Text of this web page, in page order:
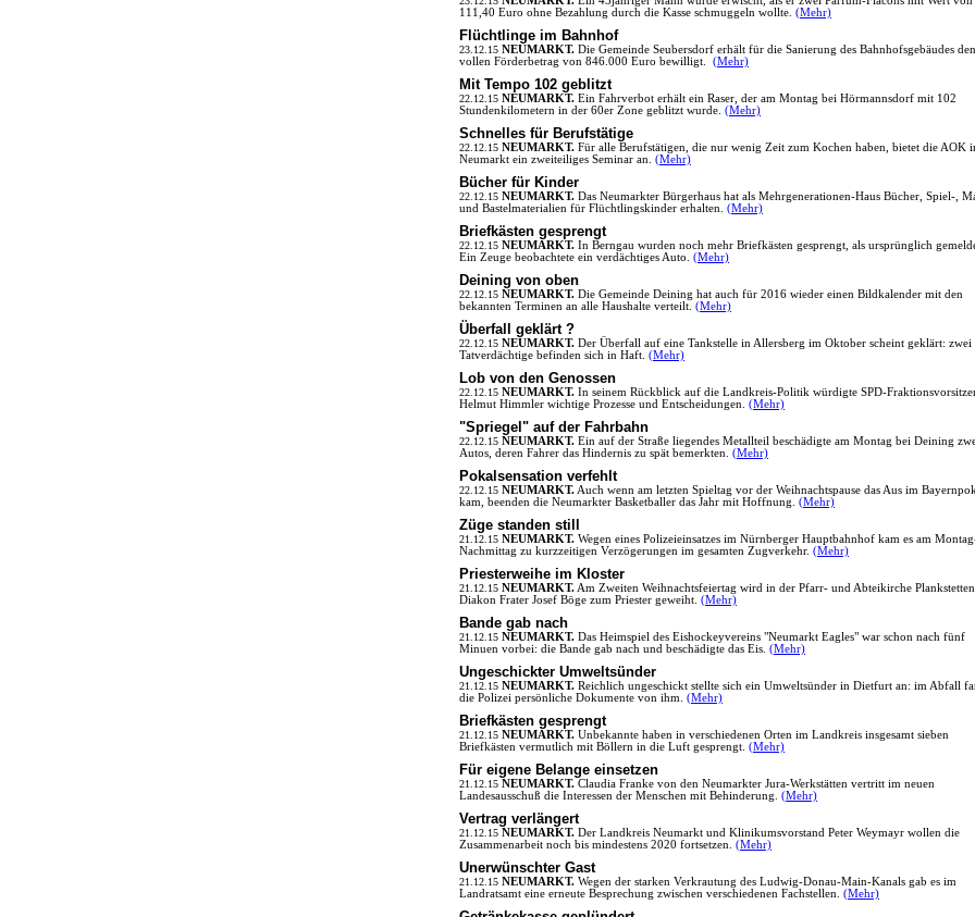
111,40 Euro ohne Bezahlung durch die Kasse schmuggeln wollte. (Mehr)
Flüchtlinge im Bahnhof
23.12.15 NEUMARKT. Die Gemeinde Seubersdorf erhält für die Sanierung des Bahnhofsgebäudes den
vollen Förderbetrag von 846.000 Euro bewilligt. (Mehr)
Mit Tempo 102 geblitzt
22.12.15 NEUMARKT. Ein Fahrverbot erhält ein Raser, der am Montag bei Hörmannsdorf mit 102
Stundenkilometern in der 60er Zone geblitzt wurde. (Mehr)
Schnelles für Berufstätige
22.12.15 NEUMARKT. Für alle Berufstätigen, die nur wenig Zeit zum Kochen haben, bietet die AOK
Neumarkt ein zweiteiliges Seminar an. (Mehr)
Bücher für Kinder
22.12.15 NEUMARKT. Das Neumarkter Bürgerhaus hat als Mehrgenerationen-Haus Bücher, Spiel-,
und Bastelmaterialien für Flüchtlingskinder erhalten. (Mehr)
Briefkästen gesprengt
22.12.15 NEUMARKT. In Berngau wurden noch mehr Briefkästen gesprengt, als ursprünglich
Ein Zeuge beobachtete ein verdächtiges Auto. (Mehr)
Deining von oben
22.12.15 NEUMARKT. Die Gemeinde Deining hat auch für 2016 wieder einen Bildkalender mit den
bekannten Terminen an alle Haushalte verteilt. (Mehr)
Überfall geklärt ?
22.12.15 NEUMARKT. Der Überfall auf eine Tankstelle in Allersberg im Oktober scheint geklärt: zwei
Tatverdächtige befinden sich in Haft. (Mehr)
Lob von den Genossen
22.12.15 NEUMARKT. In seinem Rückblick auf die Landkreis-Politik würdigte SPD-
Helmut Himmler wichtige Prozesse und Entscheidungen. (Mehr)
"Spriegel" auf der Fahrbahn
22.12.15 NEUMARKT. Ein auf der Straße liegendes Metallteil beschädigte am Montag bei Deining
Autos, deren Fahrer das Hindernis zu spät bemerkten. (Mehr)
Pokalsensation verfehlt
22.12.15 NEUMARKT. Auch wenn am letzten Spieltag vor der Weihnachtspause das Aus im
kam, beenden die Neumarkter Basketballer das Jahr mit Hoffnung. (Mehr)
Züge standen still
21.12.15 NEUMARKT. Wegen eines Polizeieinsatzes im Nürnberger Hauptbahnhof kam es am
Nachmittag zu kurzzeitigen Verzögerungen im gesamten Zugverkehr. (Mehr)
Priesterweihe im Kloster
21.12.15 NEUMARKT. Am Zweiten Weihnachtsfeiertag wird in der Pfarr- und Abteikirche
Diakon Frater Josef Böge zum Priester geweiht. (Mehr)
Bande gab nach
21.12.15 NEUMARKT. Das Heimspiel des Eishockeyvereins "Neumarkt Eagles" war schon nach fünf
Minuen vorbei: die Bande gab nach und beschädigte das Eis. (Mehr)
Ungeschickter Umweltsünder
21.12.15 NEUMARKT. Reichlich ungeschickt stellte sich ein Umweltsünder in Dietfurt an: im Abfall
die Polizei persönliche Dokumente von ihm. (Mehr)
Briefkästen gesprengt
21.12.15 NEUMARKT. Unbekannte haben in verschiedenen Orten im Landkreis insgesamt sieben
Briefkästen vermutlich mit Böllern in die Luft gesprengt. (Mehr)
Für eigene Belange einsetzen
21.12.15 NEUMARKT. Claudia Franke von den Neumarkter Jura-Werkstätten vertritt im neuen
Landesausschuß die Interessen der Menschen mit Behinderung. (Mehr)
Vertrag verlängert
21.12.15 NEUMARKT. Der Landkreis Neumarkt und Klinikumsvorstand Peter Weymayr wollen die
Zusammenarbeit noch bis mindestens 2020 fortsetzen. (Mehr)
Unerwünschter Gast
21.12.15 NEUMARKT. Wegen der starken Verkrautung des Ludwig-Donau-Main-Kanals gab es im
Landratsamt eine erneute Besprechung zwischen verschiedenen Fachstellen. (Mehr)